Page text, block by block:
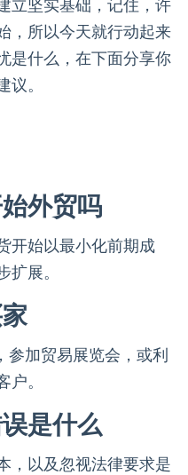
立坚实基础，记住，许
，所以今天就行动起来
是什么，在下面分享你
。
外贸吗
开始以最小化前期成
展。
参加贸易展览会，或利
户。
是什么
，以及忽视法律要求是